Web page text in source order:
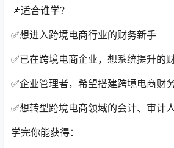
📌适合谁学？
✅想进入跨境电商行业的财务新手
✅已在跨境电商企业，想系统提升的
✅企业管理者，希望搭建跨境电商财
✅想转型跨境电商领域的会计、审计
学完你能获得：